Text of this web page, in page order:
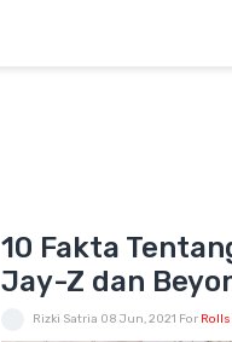
10 Fakta
Jay-Z dan
Rizki Satria 08 Jun, 2021 For